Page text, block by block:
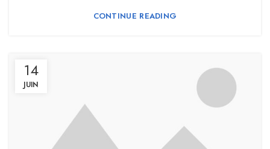
CONTINUE READING
14
JUIN